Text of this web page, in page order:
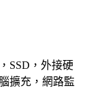
SSD，外接硬
擴充，網路監